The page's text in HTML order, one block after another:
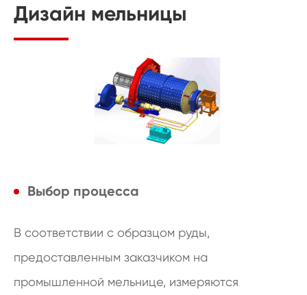
Дизайн мельницы
Выбор процесса
В соответствии с образцом руды,
предоставленным заказчиком на
промышленной мельнице, измеряются